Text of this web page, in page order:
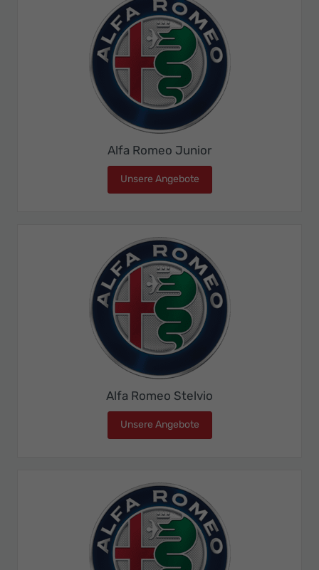
Alfa Romeo Junior
Unsere Angebote
Alfa Romeo Stelvio
Unsere Angebote